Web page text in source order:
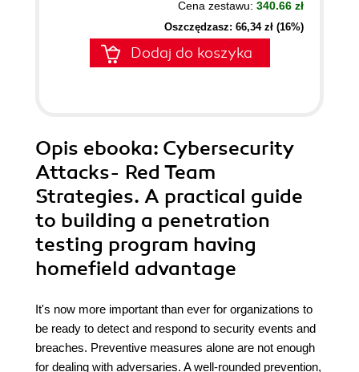
Cena zestawu: 340.66 zł
Oszczędzasz: 66,34 zł (16%)
Dodaj do koszyka
Opis ebooka: Cybersecurity
Attacks- Red Team
Strategies. A practical guide
to building a penetration
testing program having
homefield advantage
It's now more important than ever for organizations to
be ready to detect and respond to security events and
breaches. Preventive measures alone are not enough
for dealing with adversaries. A well-rounded prevention,